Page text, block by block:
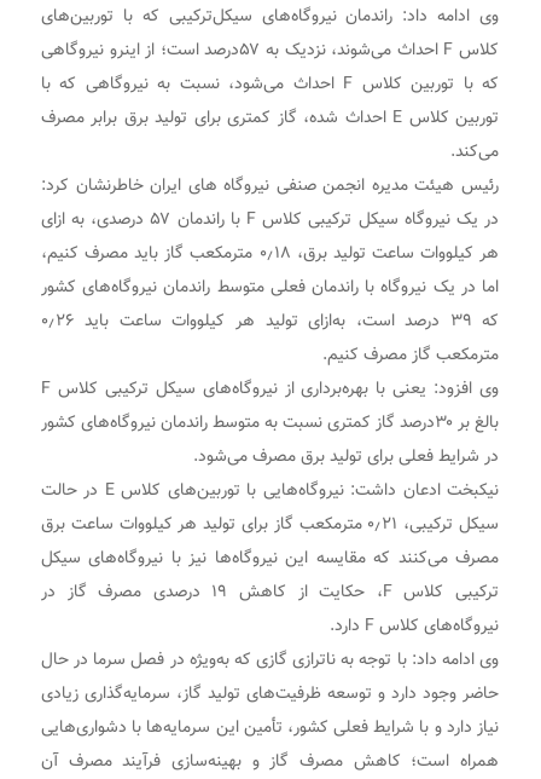
وی ادامه داد: راندمان نیروگاه‌های سیکل‌ترکیبی که با توربین‌‌های
کلاس F احداث می‌شوند، نزدیک به ۵۷درصد است؛ از اینرو نیروگاهی
که با توربین کلاس F احداث می‌شود، نسبت به نیروگاهی که با
توربین کلاس E احداث شده، گاز کمتری برای تولید برق برابر مصرف
می‌کند.
رئیس هیئت مدیره انجمن صنفی نیروگاه های ایران خاطرنشان کرد:
در یک نیروگاه سیکل ترکیبی کلاس F با راندمان ۵۷ درصدی، به ازای
هر کیلووات ساعت تولید برق، ۰٫۱۸ مترمکعب گاز باید مصرف کنیم،
اما در یک نیروگاه با راندمان فعلی متوسط راندمان نیروگاه‌های کشور
که ۳۹ درصد است، به‌ازای تولید هر کیلووات ساعت باید ۰٫۲۶
مترمکعب گاز مصرف کنیم.
وی افزود: یعنی با بهره‌برداری از نیروگاه‌های سیکل ترکیبی کلاس F
بالغ بر ۳۰درصد گاز کمتری نسبت به متوسط راندمان نیروگاه‌های کشور
در شرایط فعلی برای تولید برق مصرف می‌شود.
نیکبخت ادعان داشت: نیروگاه‌هایی با توربین‌های کلاس E در حالت
سیکل ترکیبی، ۰٫۲۱ مترمکعب گاز برای تولید هر کیلووات ساعت برق
مصرف می‌کنند که مقایسه این نیروگاه‌ها نیز با نیروگاه‌های سیکل
ترکیبی کلاس F، حکایت از کاهش ۱۹ درصدی مصرف گاز در
نیروگاه‌های کلاس F دارد.
وی ادامه داد: با توجه به ناترازی گازی که به‌ویژه در فصل سرما در حال
حاضر وجود دارد و توسعه ظرفیت‌های تولید گاز، سرمایه‌گذاری زیادی
نیاز دارد و با شرایط فعلی کشور، تأمین این سرمایه‌ها با دشواری‌هایی
همراه است؛ کاهش مصرف گاز و بهینه‌سازی فرآیند مصرف آن